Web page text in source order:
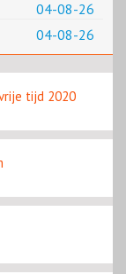
04-08-26
04-08-26
tijd 2020